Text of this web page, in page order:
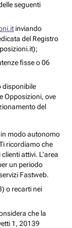
seguenti
inviando
del Registro
fisse o 06
disponibile
Opposizioni, ove
del
in modo autonomo
ricordiamo che
attivi. L’area
un periodo
Fastweb.
o recarti nei
che la
1, 20139